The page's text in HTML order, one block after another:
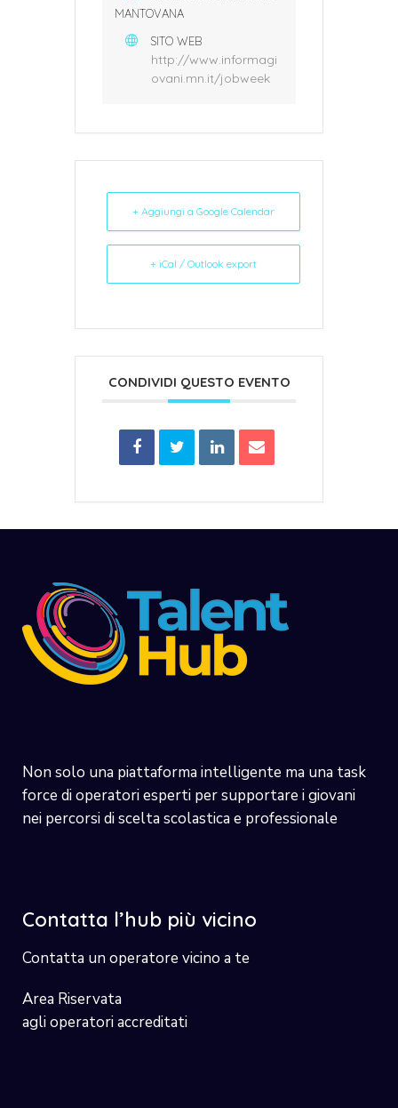
MANTOVANA
SITO WEB
http://www.informagi
ovani.mn.it/jobweek
+ Aggiungi a Google Calendar
+ iCal / Outlook export
CONDIVIDI QUESTO EVENTO
Non solo una piattaforma intelligente ma una task
force di operatori esperti per supportare i giovani
nei percorsi di scelta scolastica e professionale
Contatta l’hub più vicino
Contatta un operatore vicino a te
Area Riservata
agli operatori accreditati